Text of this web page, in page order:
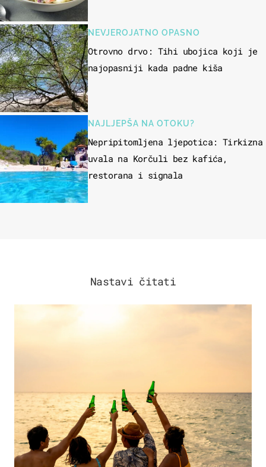
NEVJEROJATNO OPASNO
Otrovno drvo: Tihi ubojica koji je
najopasniji kada padne kiša
NAJLJEPŠA NA OTOKU?
Nepripitomljena ljepotica: Tirkizna
uvala na Korčuli bez kafića,
restorana i signala
Nastavi čitati